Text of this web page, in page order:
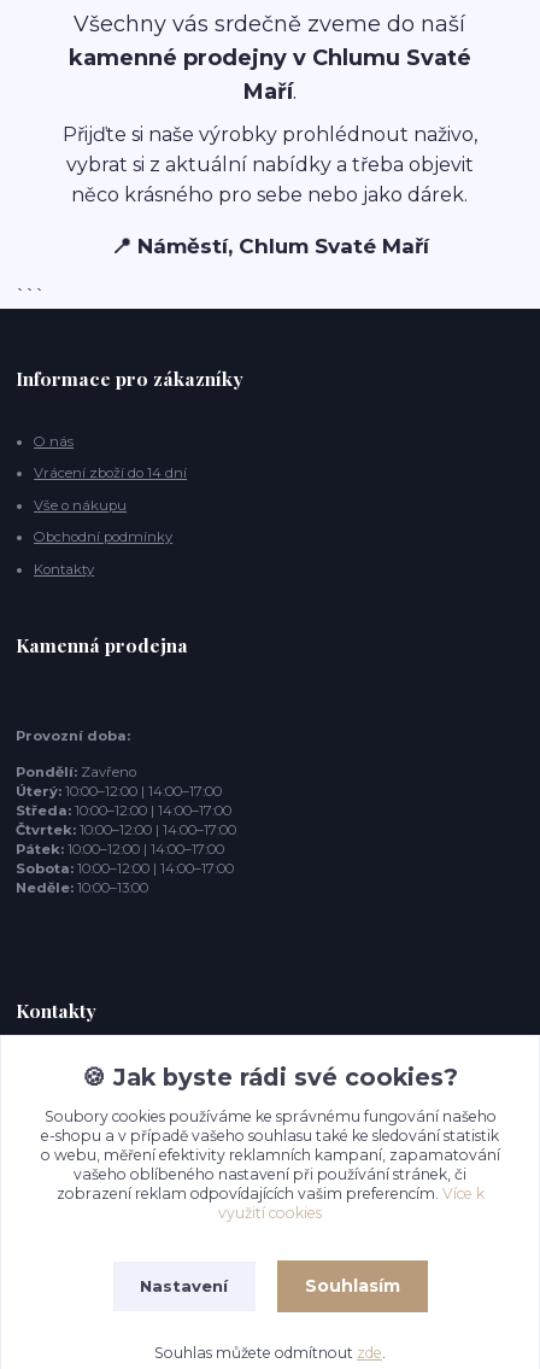
Všechny vás srdečně zveme do naší
kamenné prodejny v Chlumu Svaté
Maří.
Přijďte si naše výrobky prohlédnout naživo,
vybrat si z aktuální nabídky a třeba objevit
něco krásného pro sebe nebo jako dárek.
📍 Náměstí, Chlum Svaté Maří
```
Informace pro zákazníky
O nás
Vrácení zboží do 14 dní
Vše o nákupu
Obchodní podmínky
Kontakty
Kamenná prodejna
Provozní doba:
Pondělí: Zavřeno
Úterý: 10:00–12:00 | 14:00–17:00
Středa: 10:00–12:00 | 14:00–17:00
Čtvrtek: 10:00–12:00 | 14:00–17:00
Pátek: 10:00–12:00 | 14:00–17:00
Sobota: 10:00–12:00 | 14:00–17:00
Neděle: 10:00–13:00
Kontakty
Chlumské vitráže
+420 777 956 280
(Po-Pá, 9-16 hod.)
info@chlumske-vitraze.cz
Vytvořeno na Eshop-rychle.cz
🍪 Jak byste rádi své cookies?
Soubory cookies používáme ke správnému fungování našeho
e-shopu a v případě vašeho souhlasu také ke sledování statistik
o webu, měření efektivity reklamních kampaní, zapamatování
vašeho oblíbeného nastavení při používání stránek, či
zobrazení reklam odpovídajících vašim preferencím. Více k
využití cookies
Nastavení Souhlasím
Souhlas můžete odmítnout zde